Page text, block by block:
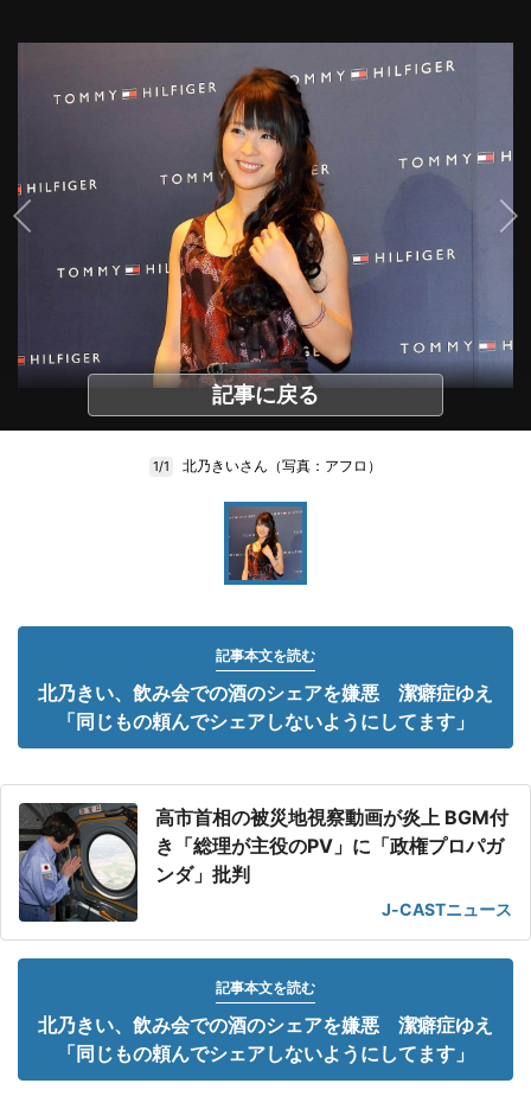
記事に戻る
1/1 北乃きいさん（写真：アフロ）
記事本文を読む
北乃きい、飲み会での酒のシェアを嫌悪 潔癖症ゆえ
「同じもの頼んでシェアしないようにしてます」
高市首相の被災地視察動画が炎上 BGM付
き「総理が主役のPV」に「政権プロパガ
ンダ」批判
J-CASTニュース
記事本文を読む
北乃きい、飲み会での酒のシェアを嫌悪 潔癖症ゆえ
「同じもの頼んでシェアしないようにしてます」